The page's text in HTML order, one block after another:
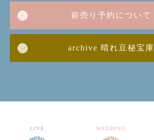
前売り予約について
archive 晴れ豆秘宝庫
LIVE WEDDING